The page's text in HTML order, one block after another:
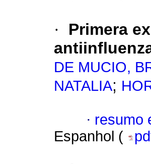
·
Primera
DE MUCIO,
NATALIA;
· resumo
Espanhol (